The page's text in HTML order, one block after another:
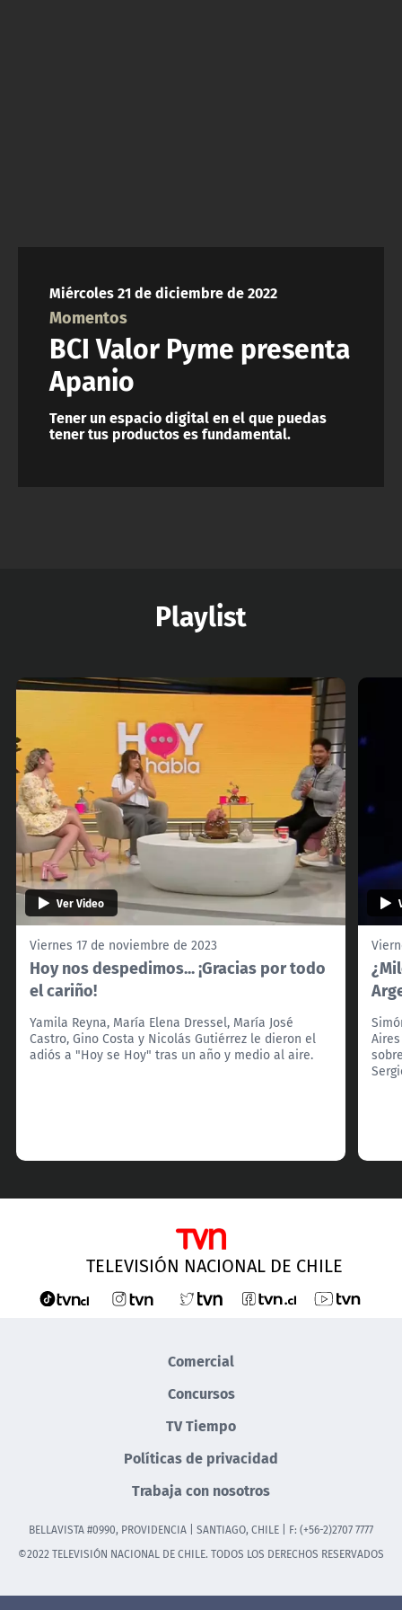
Miércoles 21 de diciembre de 2022
Momentos
BCI Valor Pyme presenta
Apanio
Tener un espacio digital en el que puedas
tener tus productos es fundamental.
Playlist
Ver Video
Viernes 17 de noviembre de 2023
Hoy nos despedimos... ¡Gracias por todo
el cariño!
Yamila Reyna, María Elena Dressel, María José
Castro, Gino Costa y Nicolás Gutiérrez le dieron el
adiós a "Hoy se Hoy" tras un año y medio al aire.
TELEVISIÓN NACIONAL DE CHILE
Comercial
Concursos
TV Tiempo
Políticas de privacidad
Trabaja con nosotros
BELLAVISTA #0990, PROVIDENCIA | SANTIAGO, CHILE | F: (+56-2)2707 7777
©2022 TELEVISIÓN NACIONAL DE CHILE. TODOS LOS DERECHOS RESERVADOS